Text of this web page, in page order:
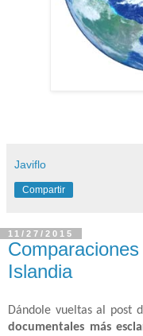
Javiflo
Compartir
11/27/2015
Islandia
Dándole vueltas al post
documentales más